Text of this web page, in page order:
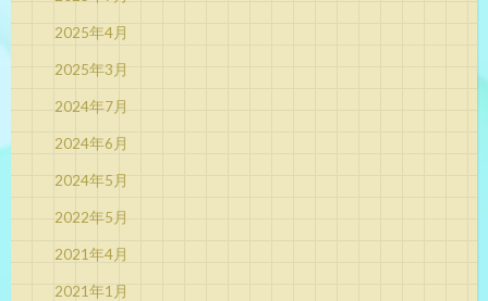
2025年4月
2025年3月
2024年7月
2024年6月
2024年5月
2022年5月
2021年4月
2021年1月